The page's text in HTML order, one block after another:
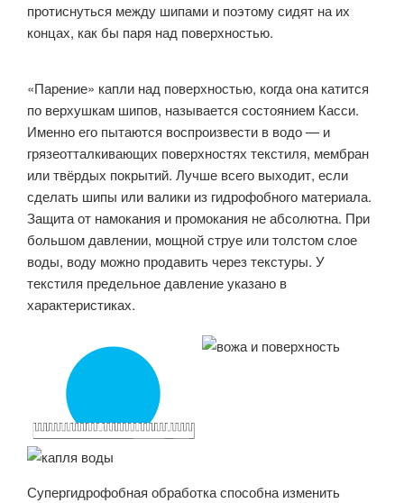
протиснуться между шипами и поэтому сидят на их
концах, как бы паря над поверхностью.
«Парение» капли над поверхностью, когда она катится
по верхушкам шипов, называется состоянием Касси.
Именно его пытаются воспроизвести в водо — и
грязеотталкивающих поверхностях текстиля, мембран
или твёрдых покрытий. Лучше всего выходит, если
сделать шипы или валики из гидрофобного материала.
Защита от намокания и промокания не абсолютна. При
большом давлении, мощной струе или толстом слое
воды, воду можно продавить через текстуры. У
текстиля предельное давление указано в
характеристиках.
Супергидрофобная обработка способна изменить